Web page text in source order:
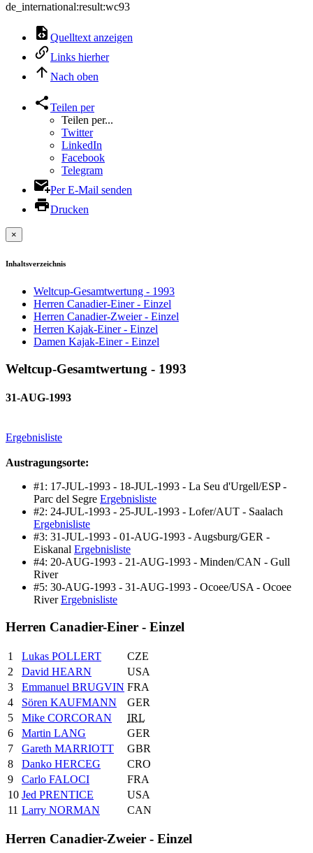
de_international:result:wc93
Quelltext anzeigen
Links hierher
Nach oben
Teilen per
Teilen per...
Twitter
LinkedIn
Facebook
Telegram
Per E-Mail senden
Drucken
×
Inhaltsverzeichnis
Weltcup-Gesamtwertung - 1993
Herren Canadier-Einer - Einzel
Herren Canadier-Zweier - Einzel
Herren Kajak-Einer - Einzel
Damen Kajak-Einer - Einzel
Weltcup-Gesamtwertung - 1993
31-AUG-1993
Ergebnisliste
Austragungsorte:
#1: 17-JUL-1993 - 18-JUL-1993 - La Seu d'Urgell/ESP -
Parc del Segre Ergebnisliste
#2: 24-JUL-1993 - 25-JUL-1993 - Lofer/AUT - Saalach
Ergebnisliste
#3: 31-JUL-1993 - 01-AUG-1993 - Augsburg/GER -
Eiskanal Ergebnisliste
#4: 20-AUG-1993 - 21-AUG-1993 - Minden/CAN - Gull
River
#5: 30-AUG-1993 - 31-AUG-1993 - Ocoee/USA - Ocoee
RiverErgebnisliste
Herren Canadier-Einer - Einzel
1 Lukas POLLERT
CZE
2
David HEARN
USA
3
Emmanuel BRUGVIN FRA
4
Sören KAUFMANN
GER
5
Mike CORCORAN
IRL
6
Martin LANG
GER
7
Gareth MARRIOTT
GBR
8
Danko HERCEG
CRO
9
Carlo FALOCI
FRA
10 Jed PRENTICE
USA
11 Larry NORMAN CAN
Herren Canadier-Zweier - Einzel